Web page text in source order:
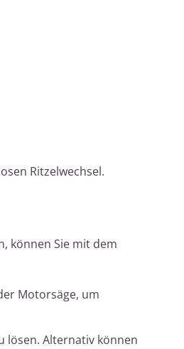
Ritzelwechsel.
können Sie mit dem
Motorsäge, um
lösen. Alternativ können